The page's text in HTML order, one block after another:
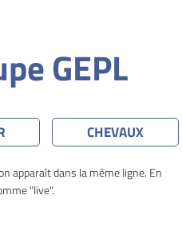
GEPL
CHEVAUX
apparaît dans la même ligne. En
"live".